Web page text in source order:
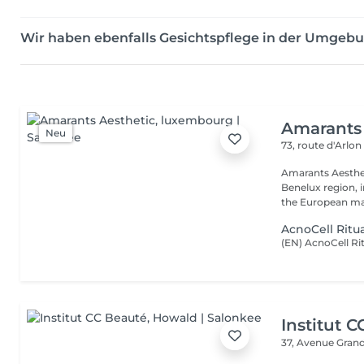
Wir haben ebenfalls Gesichtspflege in der
Neu
73, route d'Arlon
Amarants
Benelux region,
the European
AcnoCell
Institut
37, Avenue